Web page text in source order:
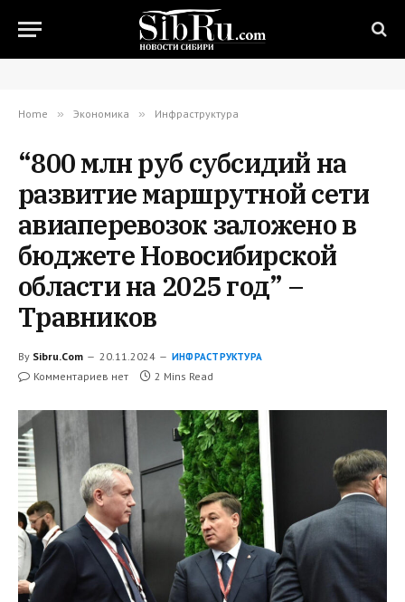
Home » Экономика » Инфраструктура
“800 млн руб субсидий на
развитие маршрутной сети
авиаперевозок заложено в
бюджете Новосибирской
области на 2025 год” –
Травников
By Sibru.Com 20.11.2024 ИНФРАСТРУКТУРА
Комментариев нет 2 Mins Read